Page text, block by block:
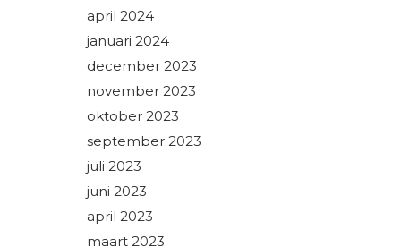
april 2024
januari 2024
december 2023
november 2023
oktober 2023
september 2023
juli 2023
juni 2023
april 2023
maart 2023